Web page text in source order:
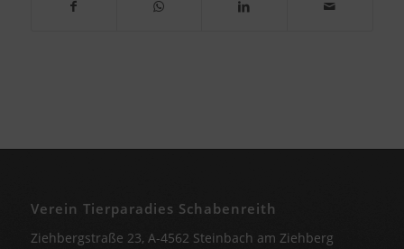
Verein Tierparadies Schabenreith
Ziehbergstraße 23, A-4562 Steinbach am Ziehberg